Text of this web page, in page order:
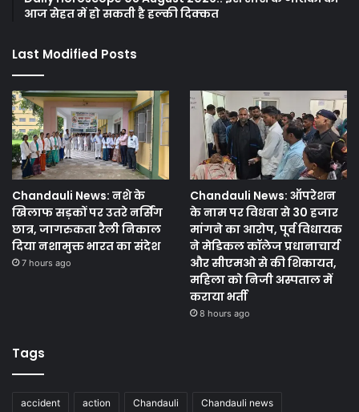
आज सेहत में हो सकती है हल्की दिक्कत
Last Modified Posts
Chandauli News: नशे के
खिलाफ सड़कों पर उतरे नर्सिंग
छात्र, जागरुकता रैली निकाल
दिया नशामुक्त भारत का संदेश
7 hours ago
Chandauli News: ऑपरेशन
के नाम पर विधवा से 30 हजार
मांगने का आरोप, पूर्व विधायक
ने मेडिकल कॉलेज प्रधानाचार्य
और सीएमओ से की शिकायत,
महिला को निजी अस्पताल में
कराया भर्ती
8 hours ago
Tags
accident action Chandauli Chandauli news